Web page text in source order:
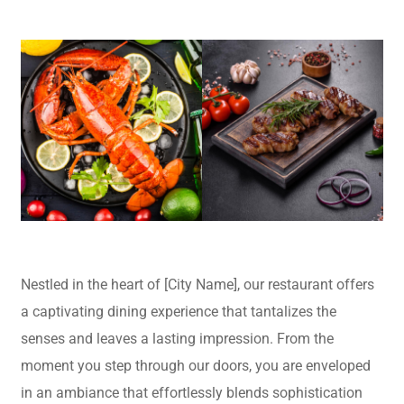
Nestled in the heart of [City Name], our restaurant offers
a captivating dining experience that tantalizes the
senses and leaves a lasting impression. From the
moment you step through our doors, you are enveloped
in an ambiance that effortlessly blends sophistication